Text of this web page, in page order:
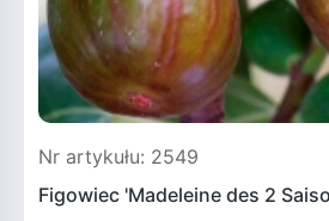
Nr artykułu: 2549
Figowiec 'Madeleine des 2